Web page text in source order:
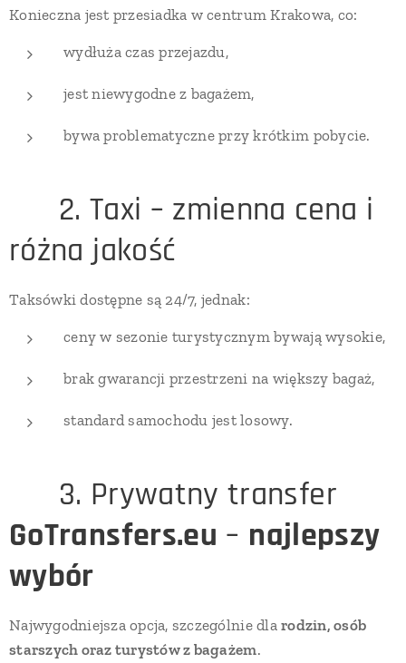
Konieczna jest przesiadka w centrum Krakowa, co:
wydłuża czas przejazdu,
jest niewygodne z bagażem,
bywa problematyczne przy krótkim pobycie.
🚕 2. Taxi – zmienna cena i
różna jakość
Taksówki dostępne są 24/7, jednak:
ceny w sezonie turystycznym bywają wysokie,
brak gwarancji przestrzeni na większy bagaż,
standard samochodu jest losowy.
🚐 3. Prywatny transfer
GoTransfers.eu – najlepszy
wybór
Najwygodniejsza opcja, szczególnie dlarodzin, osób
starszych oraz turystów z bagażem.